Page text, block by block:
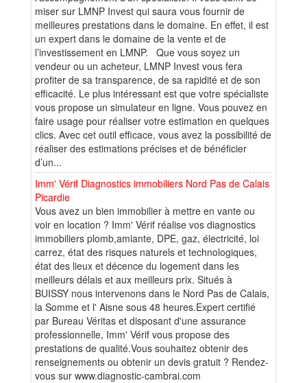
miser sur LMNP Invest qui saura vous fournir de
meilleures prestations dans le domaine. En effet, il est
un expert dans le domaine de la vente et de
l’investissement en LMNP. Que vous soyez un
vendeur ou un acheteur, LMNP Invest vous fera
profiter de sa transparence, de sa rapidité et de son
efficacité. Le plus intéressant est que votre spécialiste
vous propose un simulateur en ligne. Vous pouvez en
faire usage pour réaliser votre estimation en quelques
clics. Avec cet outil efficace, vous avez la possibilité de
réaliser des estimations précises et de bénéficier
d’un...
Imm' Vérif Diagnostics immobiliers Nord Pas de Calais
Picardie
Vous avez un bien immobilier à mettre en vante ou
voir en location ? Imm' Vérif réalise vos diagnostics
immobiliers plomb,amiante, DPE, gaz, électricité, loi
carrez, état des risques naturels et technologiques,
état des lieux et décence du logement dans les
meilleurs délais et aux meilleurs prix. Situés à
BUISSY nous intervenons dans le Nord Pas de Calais,
la Somme et l' Aisne sous 48 heures.Expert certifié
par Bureau Véritas et disposant d'une assurance
professionnelle, Imm' Vérif vous propose des
prestations de qualité.Vous souhaitez obtenir des
renseignements ou obtenir un devis gratuit ? Rendez-
vous sur www.diagnostic-cambrai.com